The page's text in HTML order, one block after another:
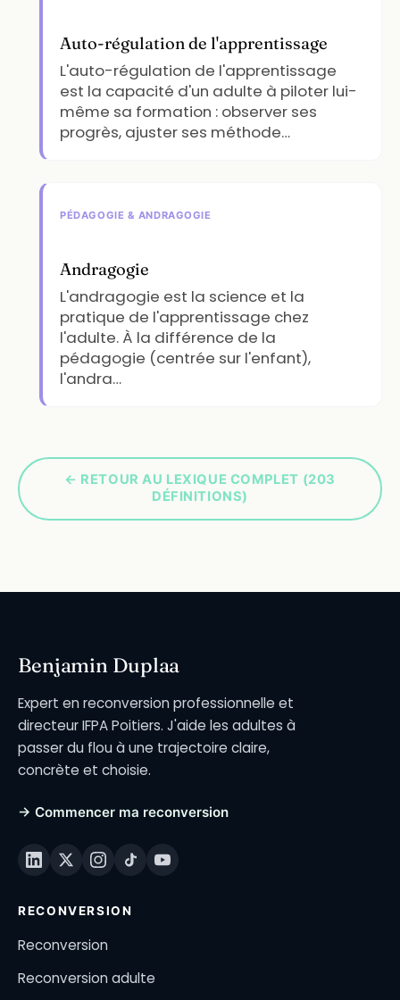
Auto-régulation de l'apprentissage
L'auto-régulation de l'apprentissage
est la capacité d'un adulte à piloter lui-
même sa formation : observer ses
progrès, ajuster ses méthode…
PÉDAGOGIE & ANDRAGOGIE
Andragogie
L'andragogie est la science et la
pratique de l'apprentissage chez
l'adulte. À la différence de la
pédagogie (centrée sur l'enfant),
l'andra…
← RETOUR AU LEXIQUE COMPLET (203
DÉFINITIONS)
Benjamin Duplaa
Expert en reconversion professionnelle et
directeur IFPA Poitiers. J'aide les adultes à
passer du flou à une trajectoire claire,
concrète et choisie.
→ Commencer ma reconversion
RECONVERSION
Reconversion
Reconversion adulte